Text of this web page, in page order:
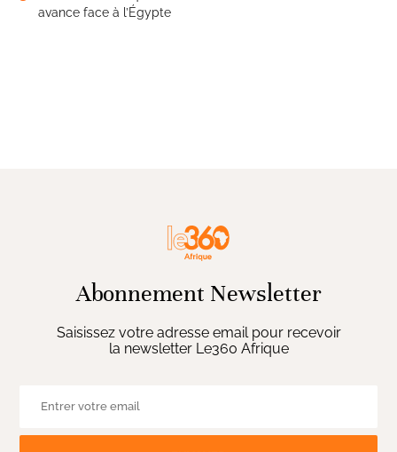
avance face à l’Égypte
Abonnement Newsletter
Saisissez votre adresse email pour recevoir
la newsletter Le360 Afrique